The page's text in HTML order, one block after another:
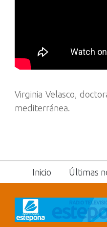
Virginia Velasco,
mediterránea.
Inicio Últimas